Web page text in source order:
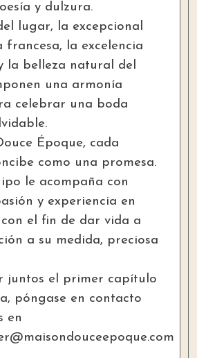
y dulzura.
lugar, la excepcional
francesa, la excelencia
la belleza natural del
una armonía
celebrar una boda
Époque, cada
como una promesa.
le acompaña con
y experiencia en
el fin de dar vida a
a su medida, preciosa
juntos el primer capítulo
póngase en contacto
en